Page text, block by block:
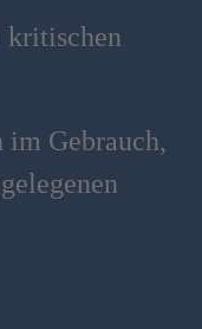
kritischen
im Gebrauch,